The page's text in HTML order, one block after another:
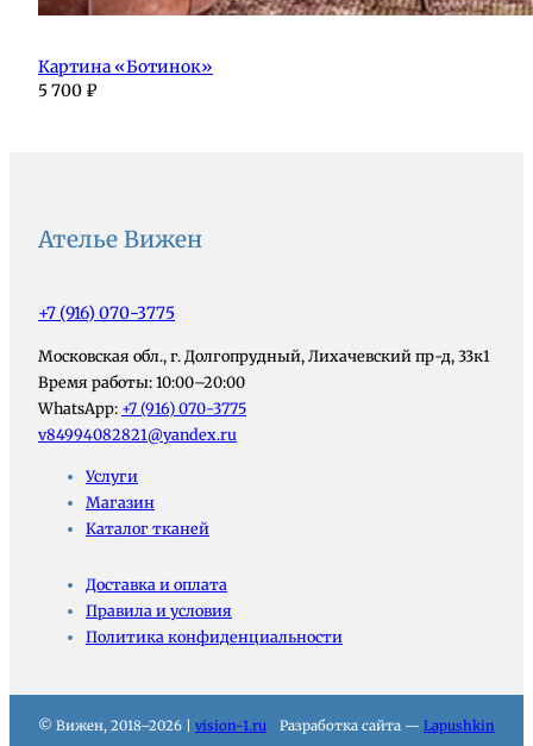
Картина «Ботинок»
5 700 ₽
Ателье Вижен
+7 (916) 070-3775
Московская обл., г. Долгопрудный, Лихачевский пр-д, 33к1
Время работы: 10:00–20:00
WhatsApp: +7 (916) 070-3775
v84994082821@yandex.ru
Услуги
Магазин
Каталог тканей
Доставка и оплата
Правила и условия
Политика конфиденциальности
© Вижен, 2018–2026 | vision-1.ru Разработка сайта — Lapushkin